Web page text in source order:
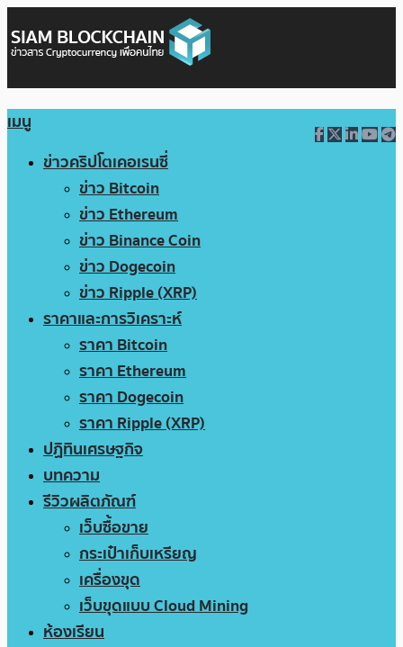
เมนู
ข่าวคริปโตเคอเรนซี่
ข่าว Bitcoin
ข่าว Ethereum
ข่าว Binance Coin
ข่าว Dogecoin
ข่าว Ripple (XRP)
ราคาและการวิเคราะห์
ราคา Bitcoin
ราคา Ethereum
ราคา Dogecoin
ราคา Ripple (XRP)
ปฏิทินเศรษฐกิจ
บทความ
รีวิวผลิตภัณฑ์
เว็บซื้อขาย
กระเป๋าเก็บเหรียญ
เครื่องขุด
เว็บขุดแบบ Cloud Mining
ห้องเรียน